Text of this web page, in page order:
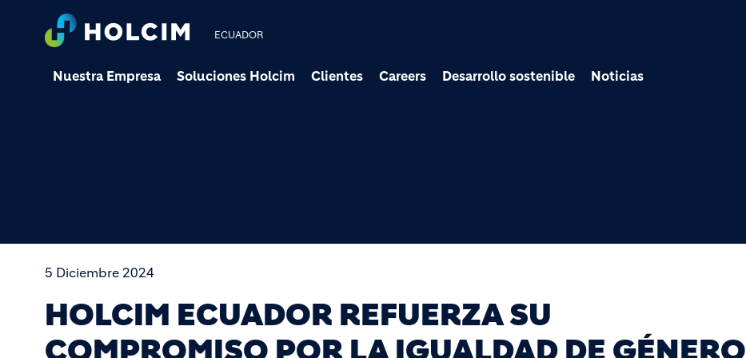
ECUADOR
Nuestra Empresa Soluciones Holcim Clientes Careers Desarrollo sostenible Noticias
5 Diciembre 2024
HOLCIM ECUADOR REFUERZA SU